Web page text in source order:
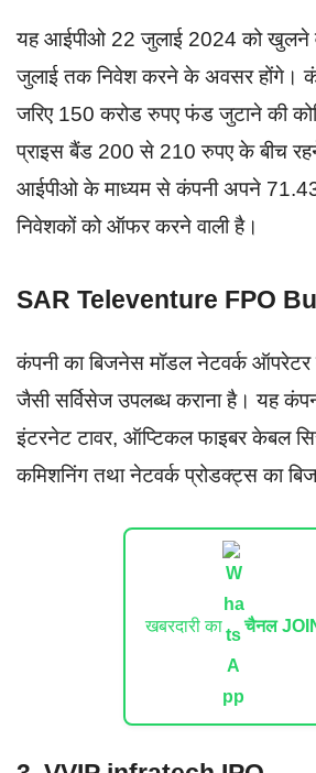
यह आईपीओ 22 जुलाई 2024 को खुलने
जुलाई तक निवेश करने के अवसर होंगे।
जरिए 150 करोड रुपए फंड जुटाने की
प्राइस बैंड 200 से 210 रुपए के बीच
आईपीओ के माध्यम से कंपनी अपने
निवेशकों को ऑफर करने वाली है।
SAR Televenture FPO
कंपनी का बिजनेस मॉडल नेटवर्क ऑपरेटर
जैसी सर्विसेज उपलब्ध कराना है। यह
इंटरनेट टावर, ऑप्टिकल फाइबर केबल
कमिशनिंग तथा नेटवर्क प्रोडक्ट्स का
खबरदारी का चैनल